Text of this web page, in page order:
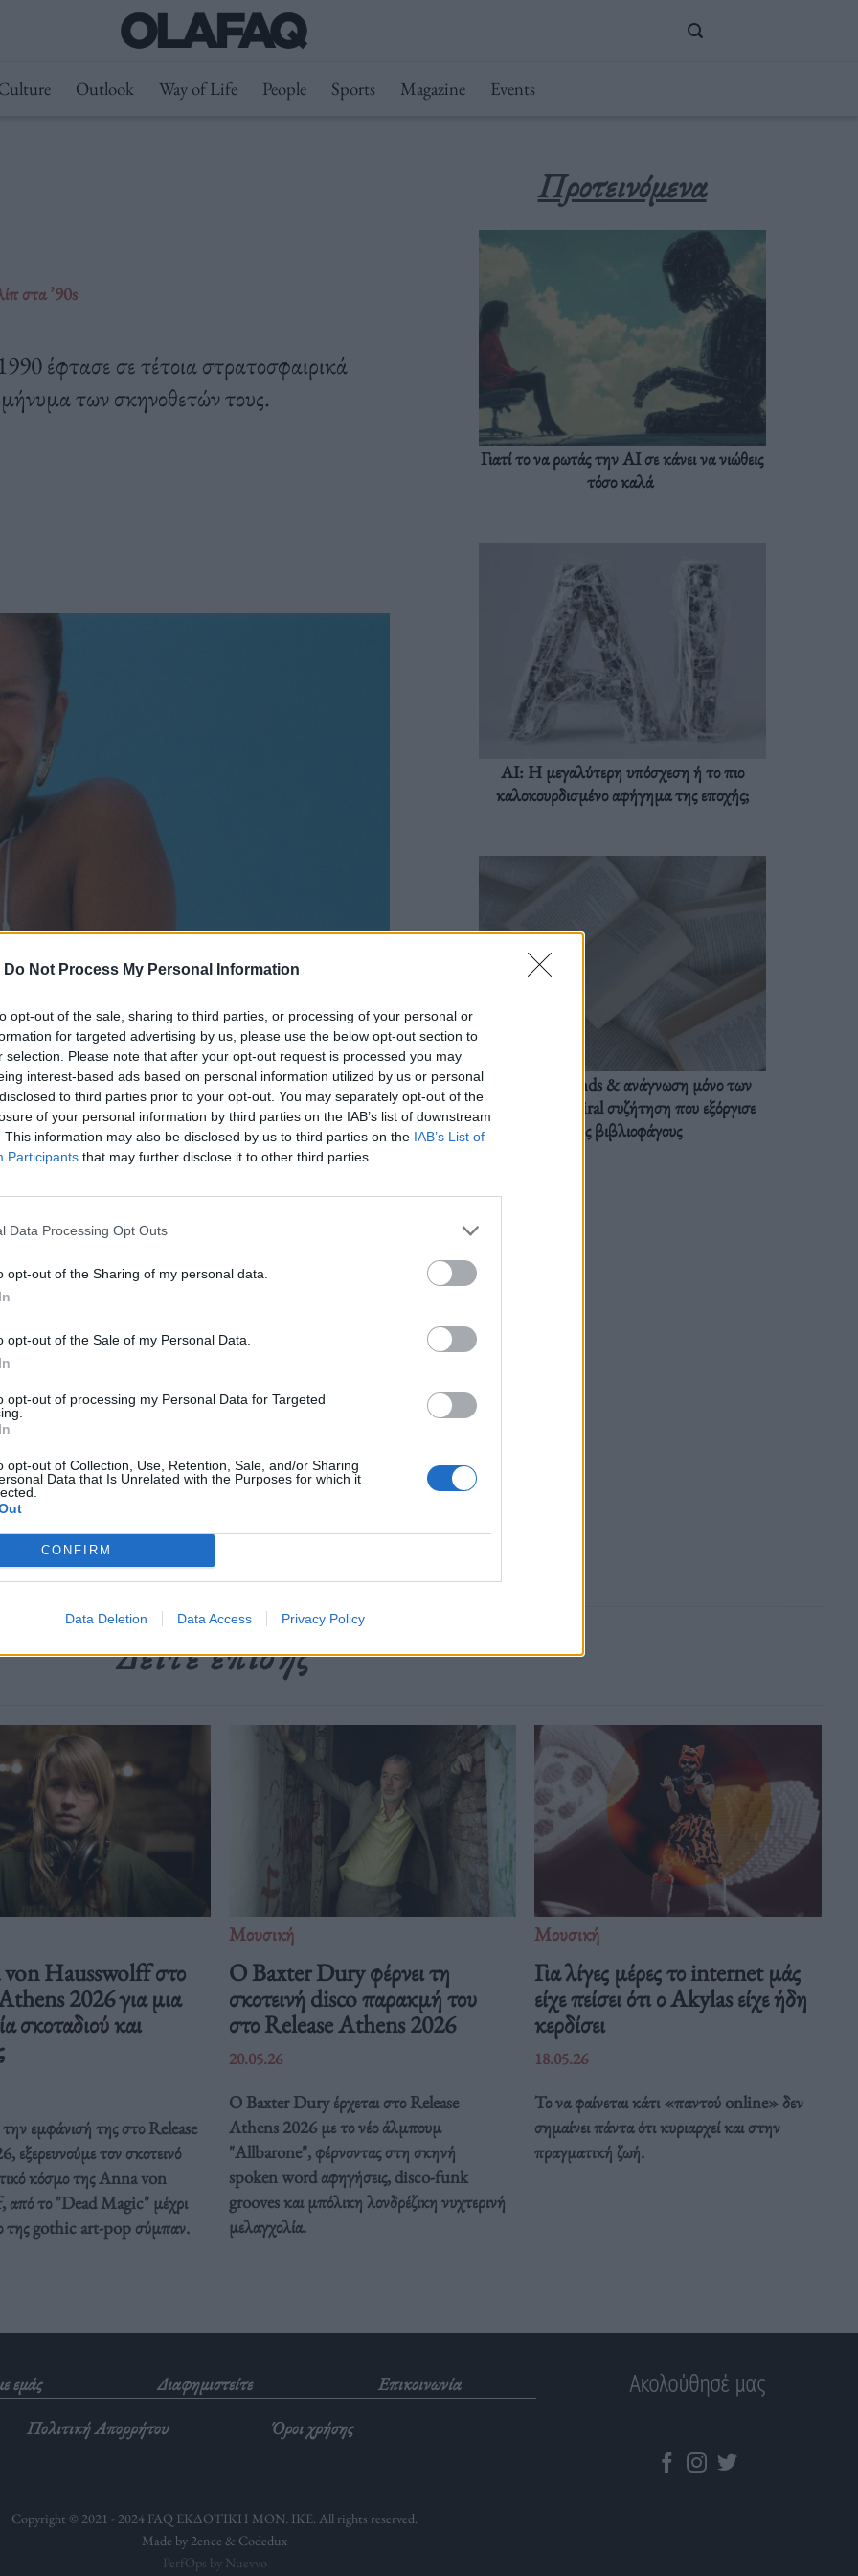
Do Not Process My Personal Information
opt-out of the sale, sharing to third parties, or processing of your personal or
for targeted advertising by us, please use the below opt-out section to
selection. Please note that after your opt-out request is processed you may
interest-based ads based on personal information utilized by us or personal
to third parties prior to your opt-out. You may separately opt-out of the
of your personal information by third parties on the IAB’s list of downstream
This information may also be disclosed by us to third parties on the IAB’s List of
Participants that may further disclose it to other third parties.
Data Processing Opt Outs
opt-out of the Sharing of my personal data.
opt-out of the Sale of my Personal Data.
opt-out of processing my Personal Data for Targeted
opt-out of Collection, Use, Retention, Sale, and/or Sharing
Data that Is Unrelated with the Purposes for which it
CONFIRM
Data Deletion Data Access Privacy Policy
Outlook Way of Life People Sports Magazine Events
στα ’90s
έφτασε σε τέτοια στρατοσφαιρικά
των σκηνοθετών τους.
έφτασε σε τέτοια στρατοσφαιρικά
μήνυμα των σκηνοθετών τους.
→
Προτεινόμενα
Γιατί το να ρωτάς την AI σε κάνει να νιώθεις
τόσο καλά
AI: Η μεγαλύτερη υπόσχεση ή το πιο
καλοκουρδισμένο αφήγημα της εποχής;
BookTok trends & ανάγνωση μόνο των
διαλόγων: Η viral συζήτηση που εξόργισε
τους βιβλιοφάγους
Δείτε επίσης
Hausswolff στο
2026 για μια
σκοταδιού και
εμφάνισή της στο Release
εξερευνούμε τον σκοτεινό
κόσμο της Anna von
το "Dead Magic" μέχρι
της gothic art-pop σύμπαν.
Μουσική
Ο Baxter Dury φέρνει τη
σκοτεινή disco παρακμή του
στο Release Athens 2026
20.05.26
Ο Baxter Dury έρχεται στο Release
Athens 2026 με το νέο άλμπουμ
"Allbarone", φέρνοντας στη σκηνή
spoken word αφηγήσεις, disco-funk
grooves και μπόλικη λονδρέζικη νυχτερινή
μελαγχολία.
Μουσική
Για λίγες μέρες το internet μάς
είχε πείσει ότι ο Akylas είχε ήδη
κερδίσει
18.05.26
Το να φαίνεται κάτι «παντού online» δεν
σημαίνει πάντα ότι κυριαρχεί και στην
πραγματική ζωή.
εμάς Διαφημιστείτε
Επικοινωνία
Πολιτική Απορρήτου
Όροι χρήσης
Ακολούθησέ μας
Copyright © 2021 - 2024 FAQ ΕΚΔΟΤΙΚΗ ΜΟΝ. ΙΚΕ. All rights reserved.
Made by 2ence & Codedux
PerfOps by Nuevvo